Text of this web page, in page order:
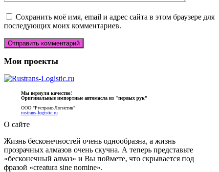
Сохранить моё имя, email и адрес сайта в этом браузере для
последующих моих комментариев.
Мои проекты
Мы вернули качество!
Оригинальные импортные автомасла из "первых рук"
ООО "Рустранс-Логистик"
rustrans-logistic.ru
О сайте
Жизнь бесконечностей очень однообразна, а жизнь
прозрачных алмазов очень скучна. А теперь представьте
«бесконечный алмаз» и Вы поймете, что скрывается под
фразой «creatura sine nomine».